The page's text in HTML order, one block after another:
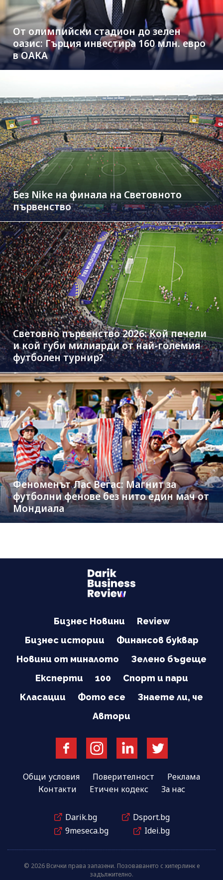
От олимпийски стадион до зелен
оазис: Гърция инвестира 160 млн. евро
в ОАКА
Без Nike на финала на Световното
първенство
Световно първенство 2026: Кой печели
и кой губи милиарди от най-големия
футболен турнир?
Феноменът Лас Вегас: Магнит за
футболни фенове без нито един мач от
Мондиала
Бизнес Новини
Review
Бизнес истории
Финансов буквар
Новини от миналото
Зелено бъдеще
Експерти
100
Спорт и пари
Класации
Фото есе
Знаете ли, че
Автори
Общи условия Поверителност
Реклама
Контакти
Етичен кодекс За нас
Darik.bg
Dsport.bg
9meseca.bg
Idei.bg
© 2026 Всички права запазени. Позоваването с хиперлинк е
задължително.